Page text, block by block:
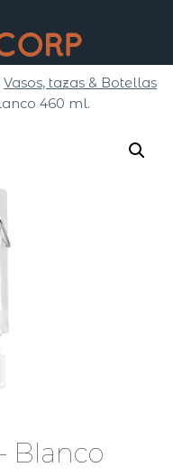
Vasos, tazas & Botellas
460 ml.
Blanco